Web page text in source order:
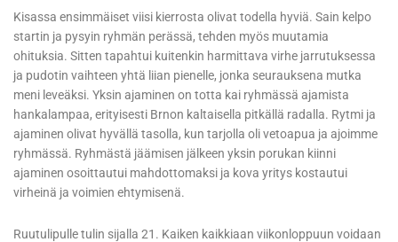
Kisassa ensimmäiset viisi kierrosta olivat todella hyviä. Sain kelpo
startin ja pysyin ryhmän perässä, tehden myös muutamia
ohituksia. Sitten tapahtui kuitenkin harmittava virhe jarrutuksessa
ja pudotin vaihteen yhtä liian pienelle, jonka seurauksena mutka
meni leveäksi. Yksin ajaminen on totta kai ryhmässä ajamista
hankalampaa, erityisesti Brnon kaltaisella pitkällä radalla. Rytmi ja
ajaminen olivat hyvällä tasolla, kun tarjolla oli vetoapua ja ajoimme
ryhmässä. Ryhmästä jäämisen jälkeen yksin porukan kiinni
ajaminen osoittautui mahdottomaksi ja kova yritys kostautui
virheinä ja voimien ehtymisenä.
Ruutulipulle tulin sijalla 21. Kaiken kaikkiaan viikonloppuun voidaan